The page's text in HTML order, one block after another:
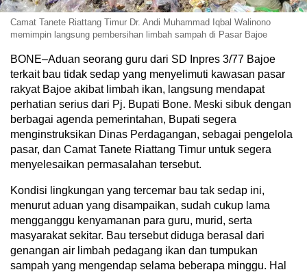
Camat Tanete Riattang Timur Dr. Andi Muhammad Iqbal Walinono
memimpin langsung pembersihan limbah sampah di Pasar Bajoe
BONE–Aduan seorang guru dari SD Inpres 3/77 Bajoe
terkait bau tidak sedap yang menyelimuti kawasan pasar
rakyat Bajoe akibat limbah ikan, langsung mendapat
perhatian serius dari Pj. Bupati Bone. Meski sibuk dengan
berbagai agenda pemerintahan, Bupati segera
menginstruksikan Dinas Perdagangan, sebagai pengelola
pasar, dan Camat Tanete Riattang Timur untuk segera
menyelesaikan permasalahan tersebut.
Kondisi lingkungan yang tercemar bau tak sedap ini,
menurut aduan yang disampaikan, sudah cukup lama
mengganggu kenyamanan para guru, murid, serta
masyarakat sekitar. Bau tersebut diduga berasal dari
genangan air limbah pedagang ikan dan tumpukan
sampah yang mengendap selama beberapa minggu. Hal